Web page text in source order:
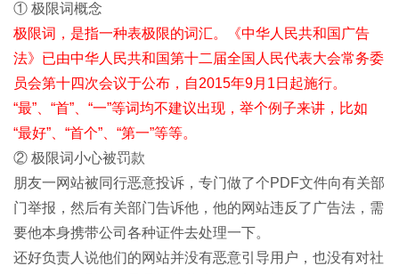
① 极限词概念
极限词，是指一种表极限的词汇。《中华人民共和国广告
法》已由中华人民共和国第十二届全国人民代表大会常务委
员会第十四次会议于公布，自2015年9月1日起施行。
“最”、“首”、“一”等词均不建议出现，举个例子来讲，比如
“最好”、“首个”、“第一”等等。
② 极限词小心被罚款
朋友一网站被同行恶意投诉，专门做了个PDF文件向有关部
门举报，然后有关部门告诉他，他的网站违反了广告法，需
要他本身携带公司各种证件去处理一下。
还好负责人说他们的网站并没有恶意引导用户，也没有对社